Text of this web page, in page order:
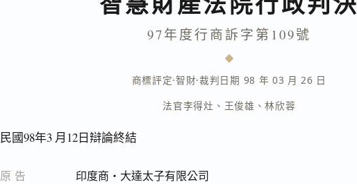
97年度行商訴字第109號
商標評定·智財·裁判日期 98 年 03 月 26 日
法官李得灶 、 王俊雄 、林欣蓉
民國98年3 月12日辯論終結
原告 印度商‧大達太子有限公司